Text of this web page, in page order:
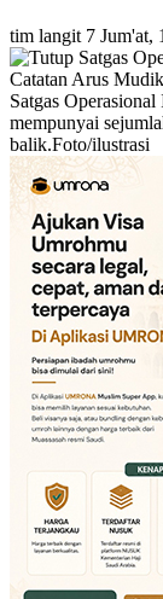
tim langit 7 Jum'at,
Satgas
mempunyai
balik.Foto/ilustrasi